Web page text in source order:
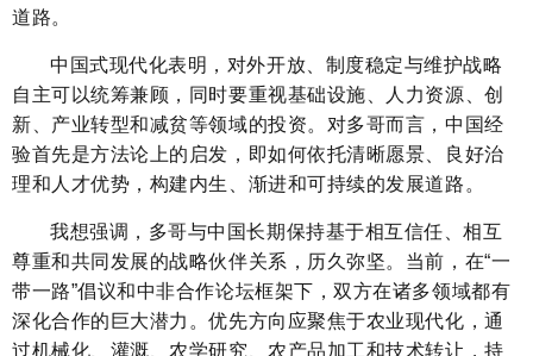
道路。
中国式现代化表明，对外开放、制度稳定与维护战略
自主可以统筹兼顾，同时要重视基础设施、人力资源、创
新、产业转型和减贫等领域的投资。对多哥而言，中国经
验首先是方法论上的启发，即如何依托清晰愿景、良好治
理和人才优势，构建内生、渐进和可持续的发展道路。
我想强调，多哥与中国长期保持基于相互信任、相互
尊重和共同发展的战略伙伴关系，历久弥坚。当前，在“一
带一路”倡议和中非合作论坛框架下，双方在诸多领域都有
深化合作的巨大潜力。优先方向应聚焦于农业现代化，通
过机械化、灌溉、农学研究、农产品加工和技术转让，持